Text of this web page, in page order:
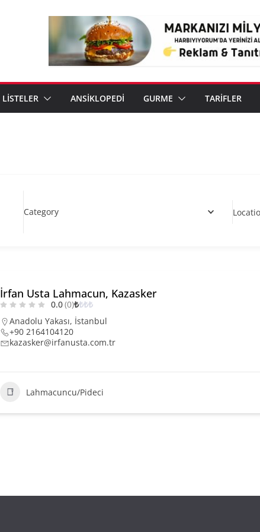
LİSTELER ANSİKLOPEDİ GURME TARİFLER
Category
İrfan Usta Lahmacun, Kazasker
0.0(0)₺₺₺₺
Anadolu Yakası, İstanbul
+90 2164104120
kazasker@irfanusta.com.tr
Lahmacuncu/Pideci